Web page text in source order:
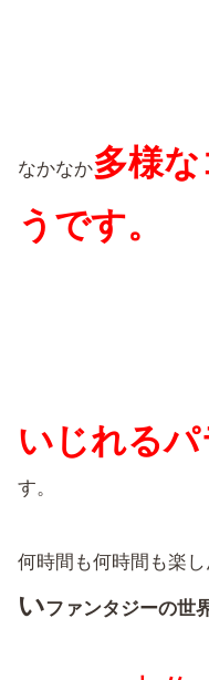
なかなか多様
うです。
いじれる
す。
何時間も何時間も楽
いファンタジーの世